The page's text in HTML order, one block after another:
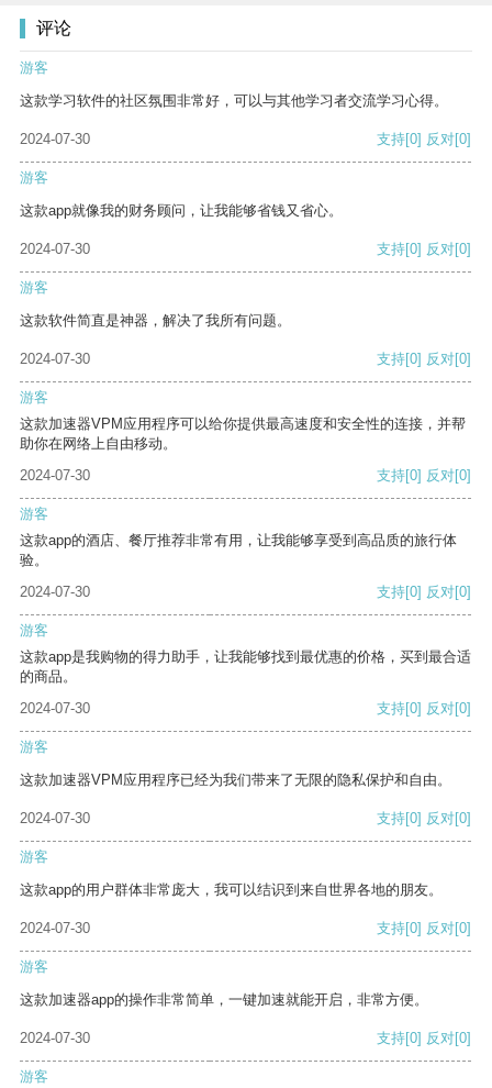
评论
游客
这款学习软件的社区氛围非常好，可以与其他学习者交流学习心得。
2024-07-30 支持[0] 反对[0]
游客
这款app就像我的财务顾问，让我能够省钱又省心。
2024-07-30 支持[0] 反对[0]
游客
这款软件简直是神器，解决了我所有问题。
2024-07-30 支持[0] 反对[0]
游客
这款加速器VPM应用程序可以给你提供最高速度和安全性的连接，并帮
助你在网络上自由移动。
2024-07-30
支持[0] 反对[0]
游客
这款app的酒店、餐厅推荐非常有用，让我能够享受到高品质的旅行体
验。
2024-07-30
支持[0] 反对[0]
游客
这款app是我购物的得力助手，让我能够找到最优惠的价格，买到最合适
的商品。
2024-07-30
支持[0] 反对[0]
游客
这款加速器VPM应用程序已经为我们带来了无限的隐私保护和自由。
2024-07-30 支持[0] 反对[0]
游客
这款app的用户群体非常庞大，我可以结识到来自世界各地的朋友。
2024-07-30 支持[0] 反对[0]
游客
这款加速器app的操作非常简单，一键加速就能开启，非常方便。
2024-07-30 支持[0] 反对[0]
游客